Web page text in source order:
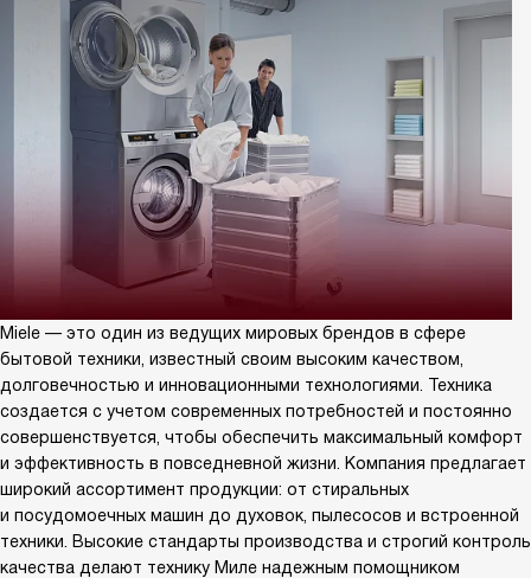
Miele — это один из ведущих мировых брендов в сфере
бытовой техники, известный своим высоким качеством,
долговечностью и инновационными технологиями. Техника
создается с учетом современных потребностей и постоянно
совершенствуется, чтобы обеспечить максимальный комфорт
и эффективность в повседневной жизни. Компания предлагает
широкий ассортимент продукции: от стиральных
и посудомоечных машин до духовок, пылесосов и встроенной
техники. Высокие стандарты производства и строгий контроль
качества делают технику Миле надежным помощником